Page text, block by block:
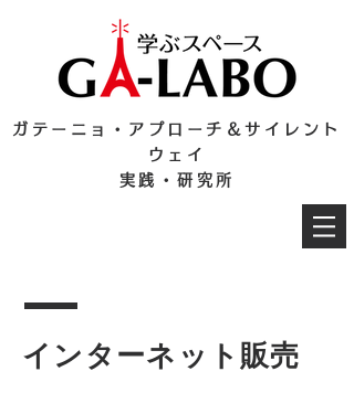
ガテーニョ・アプローチ＆サイレント
ウェイ
実践・研究所
​インターネット販売